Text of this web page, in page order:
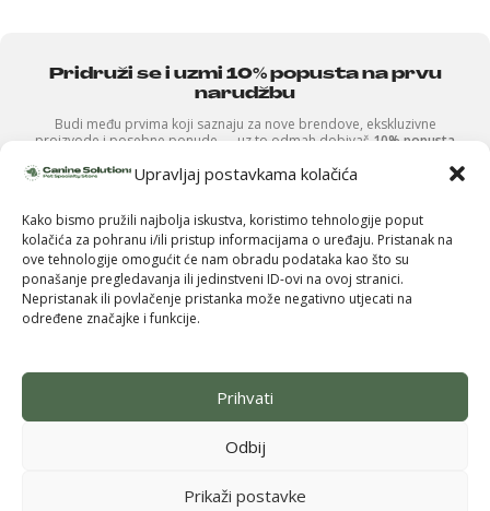
Upravljaj postavkama kolačića
Kako bismo pružili najbolja iskustva, koristimo tehnologije poput
kolačića za pohranu i/ili pristup informacijama o uređaju. Pristanak na
ove tehnologije omogućit će nam obradu podataka kao što su
ponašanje pregledavanja ili jedinstveni ID-ovi na ovoj stranici.
Nepristanak ili povlačenje pristanka može negativno utjecati na
određene značajke i funkcije.
Prihvati
Odbij
Prikaži postavke
Pridruži se i uzmi 10% popusta na prvu
narudžbu
Budi među prvima koji saznaju za nove brendove, ekskluzivne
proizvode i posebne ponude — uz to odmah dobivaš 10% popusta
Pošalji
2026.Canine Solutions Pet Specialty Store © Sva prava pridržana
ImpressumUvjeti korištenja
€
na
zalihi